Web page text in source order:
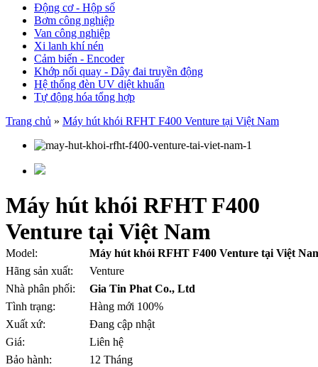
Động cơ - Hộp số
Bơm công nghiệp
Van công nghiệp
Xi lanh khí nén
Cảm biến - Encoder
Khớp nối quay - Dây đai truyền động
Hệ thống đèn UV diệt khuẩn
Tự động hóa tổng hợp
Trang chủ » Máy hút khói RFHT F400 Venture tại Việt Nam
Máy hút khói RFHT F400
Venture tại Việt Nam
Model:
Máy hút khói RFHT F400 Venture tại Việt
Hãng sản xuất:
Venture
Nhà phân phối:
Gia Tin Phat Co., Ltd
Tình trạng:
Hàng mới 100%
Xuất xứ:
Đang cập nhật
Giá:
Liên hệ
Bảo hành:
12 Tháng